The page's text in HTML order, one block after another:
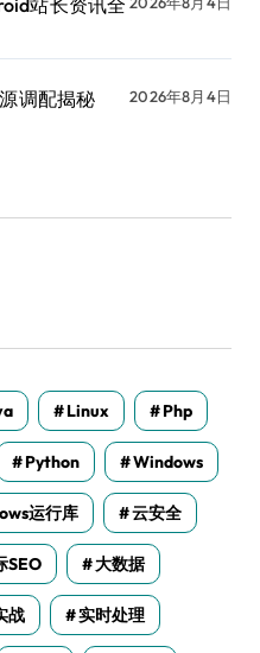
调配揭秘 2026年8月4日
Linux Php
Python Windows
运行库 云安全
SEO 大数据
战 实时处理